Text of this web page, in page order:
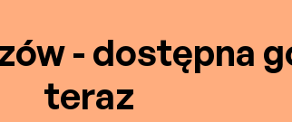
- dostępna
teraz